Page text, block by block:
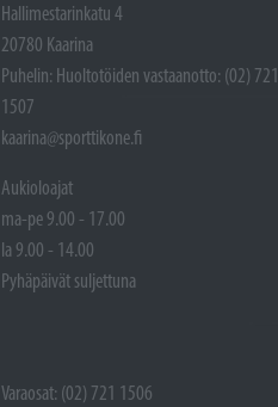
Hallimestarinkatu 4
20780 Kaarina
Puhelin: Huoltotöiden vastaanotto: (02) 721
1507
kaarina@sporttikone.fi
Aukioloajat
ma-pe 9.00 - 17.00
la 9.00 - 14.00
Pyhäpäivät suljettuna
Varaosat: (02) 721 1506